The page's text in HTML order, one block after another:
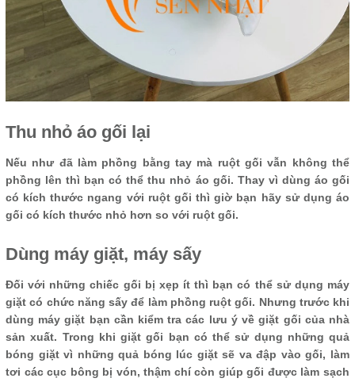
Thu nhỏ áo gối lại
Nếu như đã làm phồng bằng tay mà ruột gối vẫn không thể
phồng lên thì bạn có thể thu nhỏ áo gối. Thay vì dùng áo gối
có kích thước ngang với ruột gối thì giờ bạn hãy sử dụng áo
gối có kích thước nhỏ hơn so với ruột gối.
Dùng máy giặt, máy sấy
Đối với những chiếc gối bị xẹp ít thì bạn có thể sử dụng máy
giặt có chức năng sấy để làm phồng ruột gối. Nhưng trước khi
dùng máy giặt bạn cần kiểm tra các lưu ý về giặt gối của nhà
sản xuất. Trong khi giặt gối bạn có thể sử dụng những quả
bóng giặt vì những quả bóng lúc giặt sẽ va đập vào gối, làm
tơi các cục bông bị vón, thậm chí còn giúp gối được làm sạch